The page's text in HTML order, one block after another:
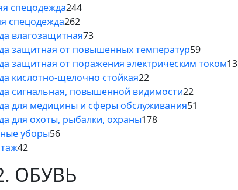
спецодежда244
спецодежда262
влагозащитная73
защитная от повышенных температур59
защитная от поражения электрическим током13
кислотно-щелочно стойкая22
сигнальная, повышенной видимости22
для медицины и сферы обслуживания51
для охоты, рыбалки, охраны178
уборы56
42
ОБУВЬ